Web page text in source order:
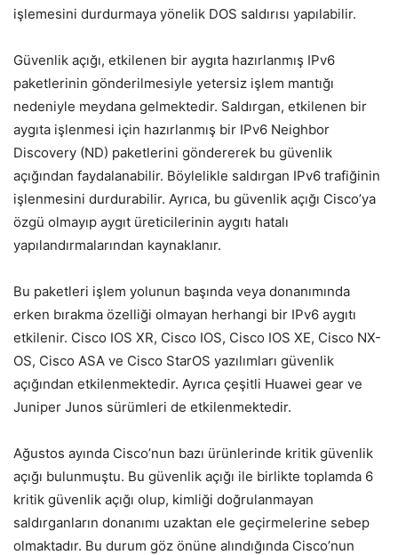
işlemesini durdurmaya yönelik DOS saldırısı yapılabilir.
Güvenlik açığı, etkilenen bir aygıta hazırlanmış IPv6
paketlerinin gönderilmesiyle yetersiz işlem mantığı
nedeniyle meydana gelmektedir. Saldırgan, etkilenen bir
aygıta işlenmesi için hazırlanmış bir IPv6 Neighbor
Discovery (ND) paketlerini göndererek bu güvenlik
açığından faydalanabilir. Böylelikle saldırgan IPv6 trafiğinin
işlenmesini durdurabilir. Ayrıca, bu güvenlik açığı Cisco’ya
özgü olmayıp aygıt üreticilerinin aygıtı hatalı
yapılandırmalarından kaynaklanır.
Bu paketleri işlem yolunun başında veya donanımında
erken bırakma özelliği olmayan herhangi bir IPv6 aygıtı
etkilenir. Cisco IOS XR, Cisco IOS, Cisco IOS XE, Cisco NX-
OS, Cisco ASA ve Cisco StarOS yazılımları güvenlik
açığından etkilenmektedir. Ayrıca çeşitli Huawei gear ve
Juniper Junos sürümleri de etkilenmektedir.
Ağustos ayında Cisco’nun bazı ürünlerinde kritik güvenlik
açığı bulunmuştu. Bu güvenlik açığı ile birlikte toplamda 6
kritik güvenlik açığı olup, kimliği doğrulanmayan
saldırganların donanımı uzaktan ele geçirmelerine sebep
olmaktadır. Bu durum göz önüne alındığında Cisco’nun